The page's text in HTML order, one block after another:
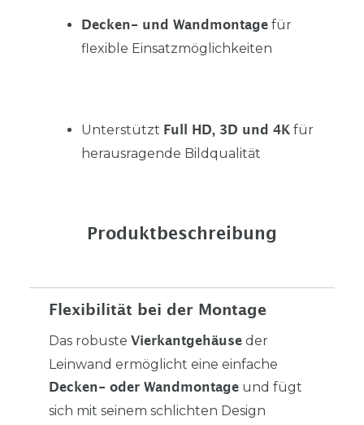
Decken- und Wandmontage für
flexible Einsatzmöglichkeiten
Unterstützt Full HD, 3D und 4K für
herausragende Bildqualität
Produktbeschreibung
Flexibilität bei der Montage
Das robuste Vierkantgehäuse der
Leinwand ermöglicht eine einfache
Decken- oder Wandmontage und fügt
sich mit seinem schlichten Design